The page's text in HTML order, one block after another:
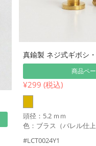
真鍮製 ネジ式ギボシ
商品ペ
¥299 (税込)
頭径：5.2 ｍｍ
色：ブラス（バレル仕上
#LCT0024Y1